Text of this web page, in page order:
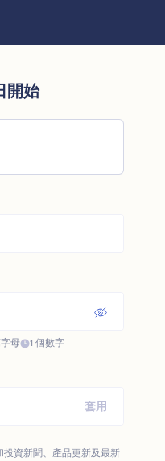
開始
母
1 個數字
套用
資新聞、產品更新及最新